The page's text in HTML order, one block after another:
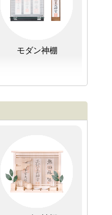
やまこうオリジナル
モダン神棚